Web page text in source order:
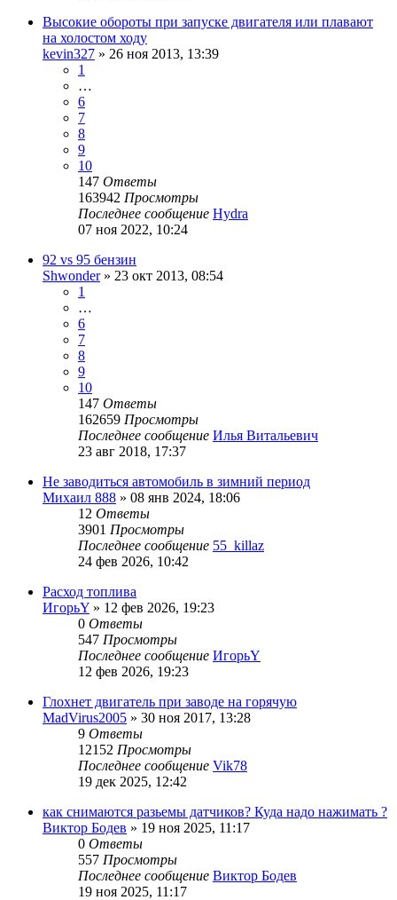
Высокие обороты при запуске двигателя или плавают
на холостом ходу
kevin327 » 26 ноя 2013, 13:39
1
…
6
7
8
9
10
147 Ответы
163942 Просмотры
Последнее сообщение Hydra
07 ноя 2022, 10:24
92 vs 95 бензин
Shwonder» 23 окт 2013, 08:54
1
…
6
7
8
9
10
147 Ответы
162659 Просмотры
Последнее сообщение Илья Витальевич
23 авг 2018, 17:37
Не заводиться автомобиль в зимний период
Михаил 888 » 08 янв 2024, 18:06
12 Ответы
3901 Просмотры
Последнее сообщение 55_killaz
24 фев 2026, 10:42
Расход топлива
ИгорьY » 12 фев 2026, 19:23
0 Ответы
547 Просмотры
Последнее сообщение ИгорьY
12 фев 2026, 19:23
Глохнет двигатель при заводе на горячую
MadVirus2005 » 30 ноя 2017, 13:28
9 Ответы
12152 Просмотры
Последнее сообщение Vik78
19 дек 2025, 12:42
как снимаются разьемы датчиков? Куда надо нажимать ?
Виктор Бодев » 19 ноя 2025, 11:17
0 Ответы
557 Просмотры
Последнее сообщение Виктор Бодев
19 ноя 2025, 11:17